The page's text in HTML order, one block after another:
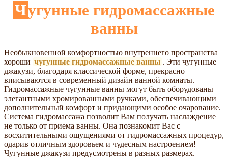
Чугунные гидромассажные
ванны
Необыкновенной комфортностью внутреннего пространства
хороши чугунные гидромассажные ванны . Эти чугунные
джакузи, благодаря классической форме, прекрасно
вписываются в современный дизайн ванной комнаты.
Гидромассажные чугунные ванны могут быть оборудованы
элегантными хромированными ручками, обеспечивающими
дополнительный комфорт и придающими особое очарование.
Система гидромассажа позволит Вам получать наслаждение
не только от приема ванны. Она познакомит Вас с
восхитительными ощущениями от гидромассажных процедур,
одарив отличным здоровьем и чудесным настроением!
Чугунные джакузи предусмотрены в разных размерах.